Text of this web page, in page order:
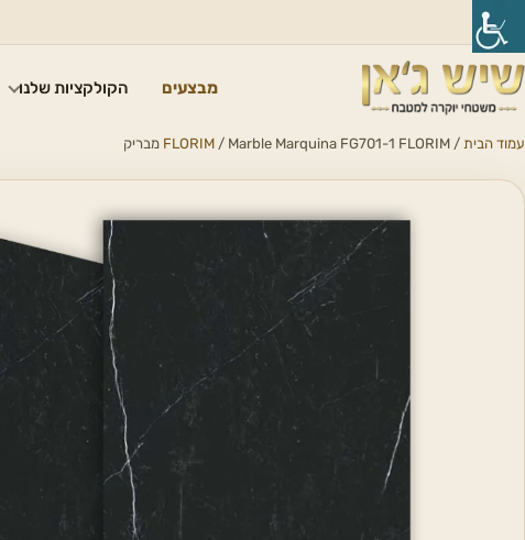
מבצעים הקולקציות שלנו
עמוד הבית /
FLORIM / Marble Marquina FG701-1 FLORIM מבריק